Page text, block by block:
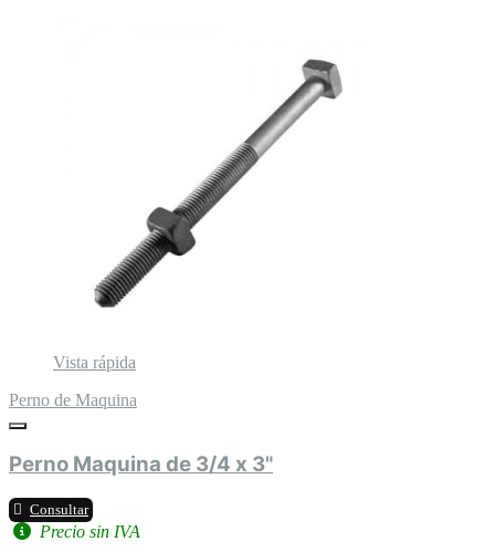
Vista rápida
Perno de Maquina
Perno Maquina de 3/4 x 3"
Consultar
Precio sin IVA